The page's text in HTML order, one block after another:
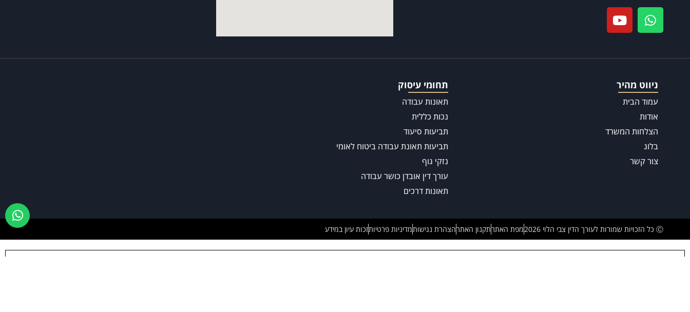
ניווט מהיר
עמוד הבית
אודות
הצלחות המשרד
בלוג
צור קשר
תחומי עיסוק
תאונות עבודה
נכות כללית
תביעות סיעוד
תביעות תאונת עבודה ביטוח לאומי
נזקי גוף
עורך דין אובדן כושר עבודה
תאונות דרכים
Ⓒ כל הזכויות שמורות לעורך הדין צבי הלוי 2026 מפת האתרתקנון האתרהצהרת נגישותמדיניות פרטיותזכות עיון במידע